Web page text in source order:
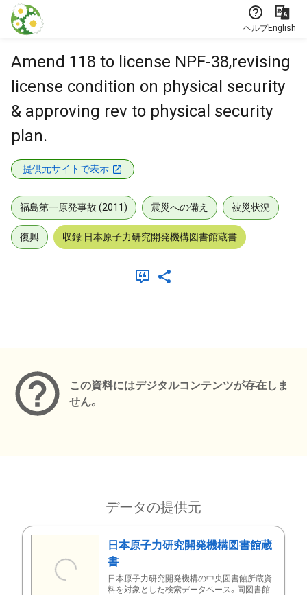
本文に飛ぶ
ヘルプEnglish
Amend 118 to license NPF-38,revising
license condition on physical security
& approving rev to physical security
plan.
提供元サイトで表示
福島第一原発事故 (2011) 震災への備え 被災状況
復興 収録:日本原子力研究開発機構図書館蔵書
この資料にはデジタルコンテンツが存在しま
せん。
データの提供元
日本原子力研究開発機構図書館蔵
書
日本原子力研究開発機構の中央図書館所蔵資
料を対象とした検索データベース。同図書館